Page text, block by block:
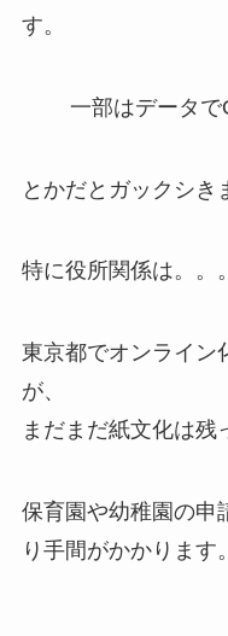
す。
一部はデータ
とかだとガックシき
特に役所関係は。。。
東京都でオンライン
が、
まだまだ紙文化は残
保育園や幼稚園の申
り手間がかかります。